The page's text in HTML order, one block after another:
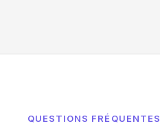
QUESTIONS FRÉQUENTES